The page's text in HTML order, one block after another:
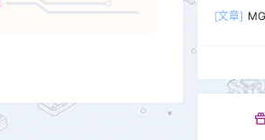
[文章]